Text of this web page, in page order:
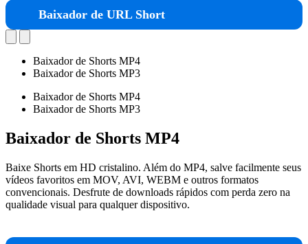
Baixador de URL Short
Baixador de Shorts MP4
Baixador de Shorts MP3
Baixador de Shorts MP4
Baixador de Shorts MP3
Baixador de Shorts MP4
Baixe Shorts em HD cristalino. Além do MP4, salve facilmente seus
vídeos favoritos em MOV, AVI, WEBM e outros formatos
convencionais. Desfrute de downloads rápidos com perda zero na
qualidade visual para qualquer dispositivo.